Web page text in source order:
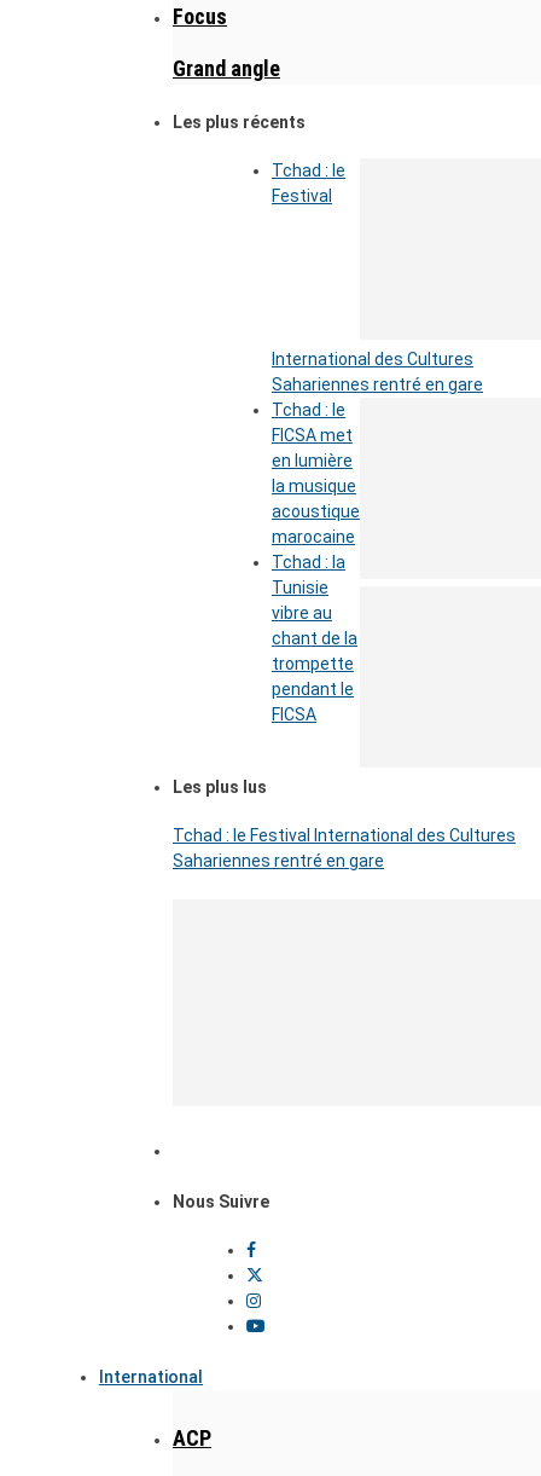
Focus
Grand angle
Les plus récents
Tchad : le
Festival
International des Cultures
Sahariennes rentré en gare
Tchad : le
FICSA met
en lumière
la musique
acoustique
marocaine
Tchad : la
Tunisie
vibre au
chant de la
trompette
pendant le
FICSA
Les plus lus
Tchad : le Festival International des Cultures
Sahariennes rentré en gare
Nous Suivre
International
ACP